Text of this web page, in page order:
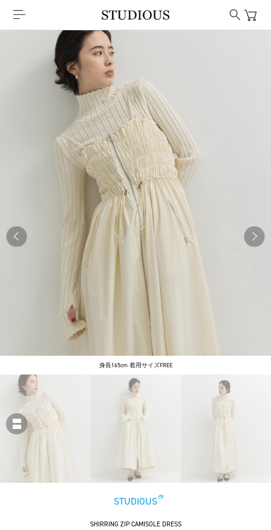
身長165cm 着用サイズFREE
STUDIOUS
SHIRRING ZIP CAMISOLE DRESS